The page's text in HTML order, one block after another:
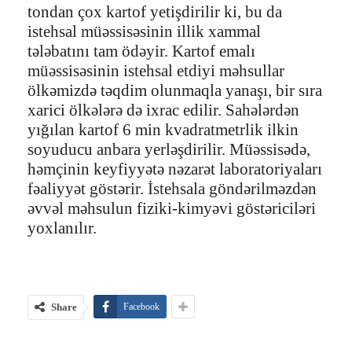
tondan çox kartof yetişdirilir ki, bu da
istehsal müəssisəsinin illik xammal
tələbatını tam ödəyir. Kartof emalı
müəssisəsinin istehsal etdiyi məhsullar
ölkəmizdə təqdim olunmaqla yanaşı, bir sıra
xarici ölkələrə də ixrac edilir. Sahələrdən
yığılan kartof 6 min kvadratmetrlik ilkin
soyuducu anbara yerləşdirilir. Müəssisədə,
həmçinin keyfiyyətə nəzarət laboratoriyaları
fəaliyyət göstərir. İstehsala göndərilməzdən
əvvəl məhsulun fiziki-kimyəvi göstəriciləri
yoxlanılır.
Share Facebook